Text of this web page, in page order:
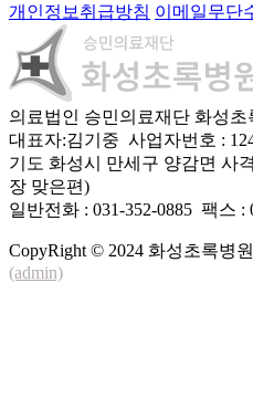
개인정보취급방침 이메일무단
의료법인 승민의료재단 화성초
대표자:김기중 사업자번호 :
기도 화성시 만세구 양감면 사
장 맞은편)
일반전화 : 031-352-0885 팩스 :
CopyRight © 2024 화성초록병
(admin)